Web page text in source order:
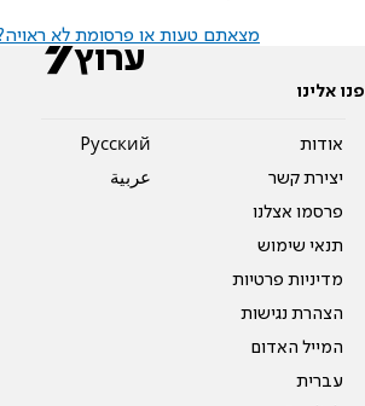
מצאתם טעות או פרסומת לא ראויה?
פנו אלינו
אודות
יצירת קשר
פרסמו אצלנו
תנאי שימוש
מדיניות פרטיות
הצהרת נגישות
המייל האדום
עברית
Pусский
عربية